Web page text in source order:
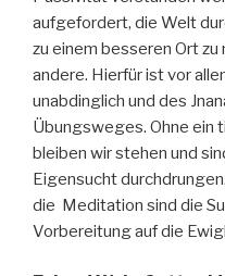
aufgefordert, die Welt
zu einem besseren Ort zu
andere. Hierfür ist vor
unabdinglich und des
Übungsweges. Ohne ein
bleiben wir stehen und
Eigensucht
die Meditation sind die
Vorbereitung auf die